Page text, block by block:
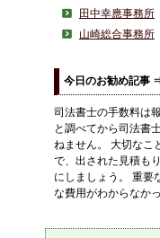
田中幸應事務所
山崎総合事務所
今日のお勧め記事
司法書士の手数料は
と調べてから司法書
ねません。 大切なこ
で、出された見積も
にしましょう。 重要
な費用がわからなか